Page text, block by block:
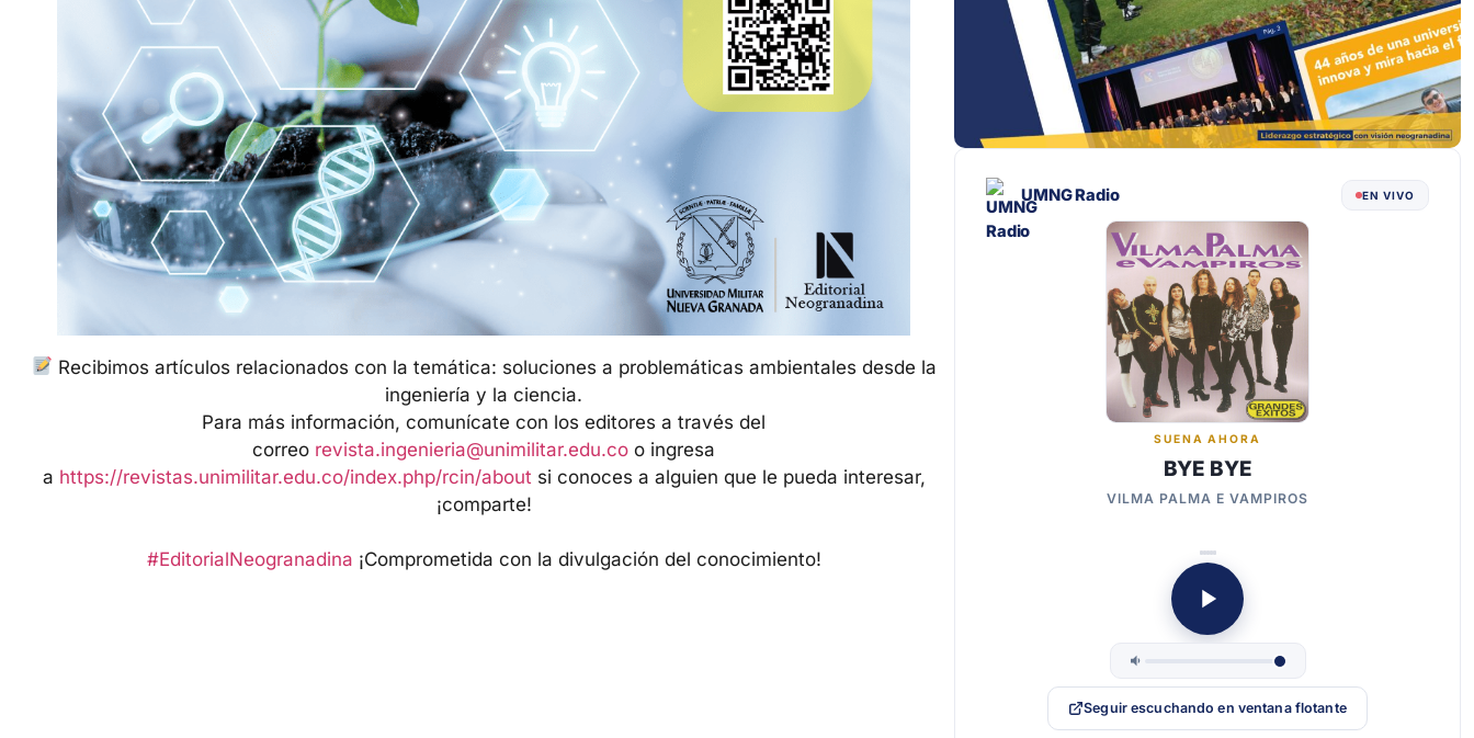
Recibimos artículos relacionados con la temática: soluciones a problemáticas ambientales desde la
ingeniería y la ciencia.
Para más información, comunícate con los editores a través del
correo revista.ingenieria@unimilitar.edu.co o ingresa
a https://revistas.unimilitar.edu.co/index.php/rcin/about si conoces a alguien que le pueda interesar,
¡comparte!
#EditorialNeogranadina ¡Comprometida con la divulgación del conocimiento!
UMNG Radio EN VIVO
SUENA AHORA
BYE BYE
VILMA PALMA E VAMPIROS
Seguir escuchando en ventana flotante